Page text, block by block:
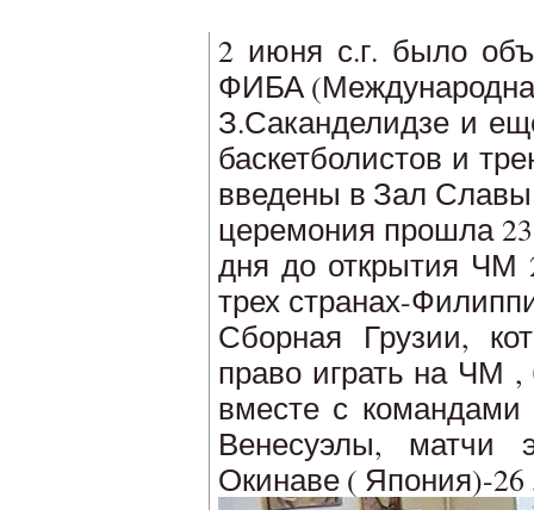
2 июня с.г. было
ФИБА
З.Саканделидзе и
баскетболистов и
введены в Зал
церемония прошла
дня до открытия ЧМ
трех странах-
Сборная Грузии,
право играть на ЧМ ,
вместе с
Венесуэлы, матчи
Окинаве ( Япония)-26